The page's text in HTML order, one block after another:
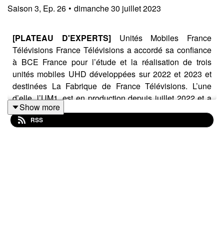
Saison 3, Ep. 26 • dimanche 30 juillet 2023
[PLATEAU D'EXPERTS] Unités Mobiles France
Télévisions France Télévisions a accordé sa confiance
à BCE France pour l’étude et la réalisation de trois
unités mobiles UHD développées sur 2022 et 2023 et
destinées La Fabrique de France Télévisions. L’une
d’elle, l’UM1, est en production depuis juillet 2022 et a
commencé par des productions de prestige telles que le
match de qualification pour la coupe du monde de
Show more
RSS